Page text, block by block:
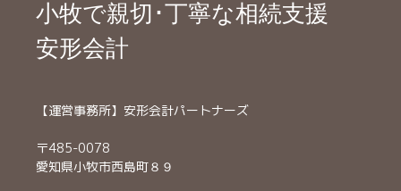
小牧で親切･丁寧な相続支援
安形会計
【運営事務所】安形会計パートナーズ
〒485-0078
愛知県小牧市西島町８９